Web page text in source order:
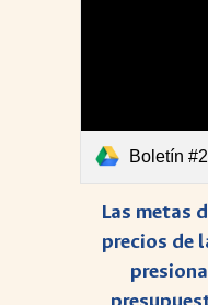
Boletín #21. Las metas
Las metas
precios de